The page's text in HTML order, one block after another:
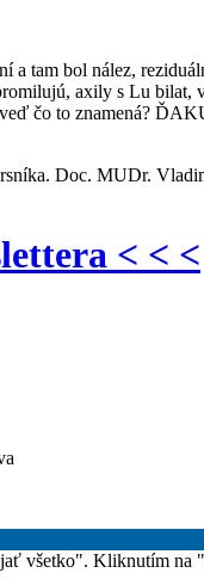
a tam bol nález,
axily s Lu
čo to znamená?
Doc. MUDr.
< < <
všetko". Kliknutím